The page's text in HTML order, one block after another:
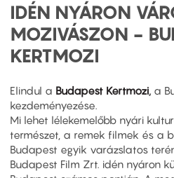
IDÉN NYÁRON
MOZIVÁSZON -
KERTMOZI
Elindul a Budapest Kertmozi, a
kezdeményezése.
Mi lehet lélekemelőbb nyári
természet, a remek filmek és a
Budapest egyik varázslatos
Budapest Film Zrt. idén nyáron